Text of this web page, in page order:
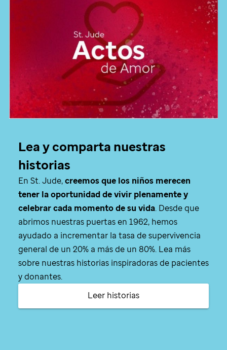
Lea y comparta nuestras
historias
En St. Jude,creemos que los niños merecen
tener la oportunidad de vivir plenamente y
celebrar cada momento de su vida. Desde que
abrimos nuestras puertas en 1962, hemos
ayudado a incrementar la tasa de supervivencia
general de un 20% a más de un 80%. Lea más
sobre nuestras historias inspiradoras de pacientes
y donantes.
Leer historias